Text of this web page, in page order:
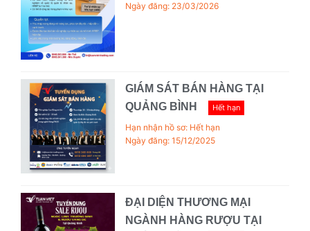
Ngày đăng: 23/03/2026
GIÁM SÁT BÁN HÀNG TẠI
QUẢNG BÌNH
Hết hạn
Hạn nhận hồ sơ: Hết hạn
Ngày đăng: 15/12/2025
ĐẠI DIỆN THƯƠNG MẠI
NGÀNH HÀNG RƯỢU TẠI